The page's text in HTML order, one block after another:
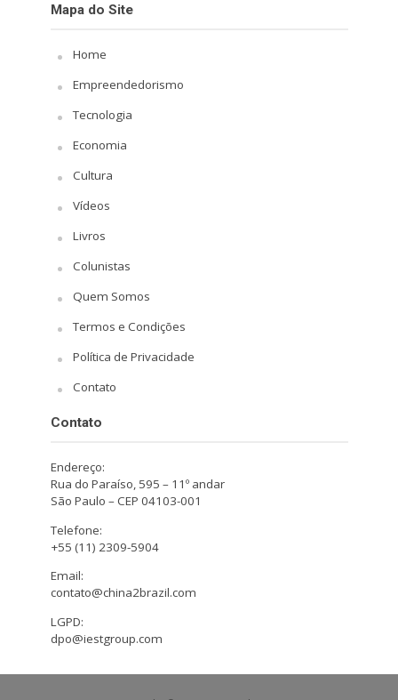
Mapa do Site
Home
Empreendedorismo
Tecnologia
Economia
Cultura
Vídeos
Livros
Colunistas
Quem Somos
Termos e Condições
Política de Privacidade
Contato
Contato
Endereço:
Rua do Paraíso, 595 – 11º andar
São Paulo – CEP 04103-001
Telefone:
+55 (11) 2309-5904
Email:
contato@china2brazil.com
LGPD:
dpo@iestgroup.com